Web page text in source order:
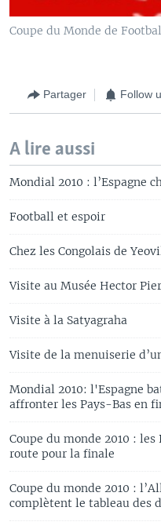
Coupe du Monde de
Partager Follow
A lire aussi
Mondial 2010 : l’Espagne
Football et espoir
Chez les Congolais de
Visite au Musée Hector
Visite à la Satyagraha
Visite de la menuiserie
Mondial 2010: l'Espagne
affronter les Pays-Bas en
Coupe du monde 2010 :
route pour la finale
Coupe du monde 2010 :
complètent le tableau des